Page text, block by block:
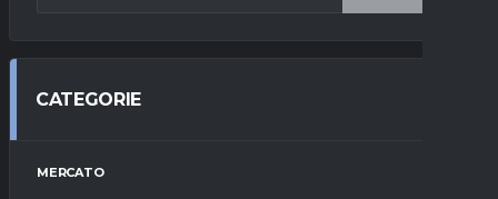
CATEGORIE
MERCATO